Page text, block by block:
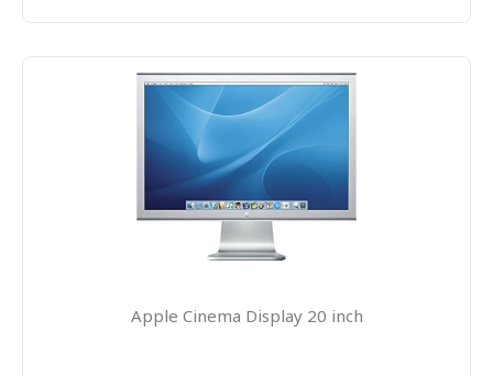
Apple Cinema Display 20 inch